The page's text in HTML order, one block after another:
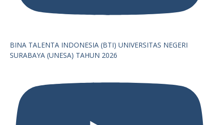
BINA TALENTA INDONESIA (BTI) UNIVERSITAS NEGERI
SURABAYA (UNESA) TAHUN 2026